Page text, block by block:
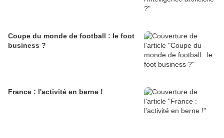
Coupe du monde de football : le foot
business ?
France : l'activité en berne !